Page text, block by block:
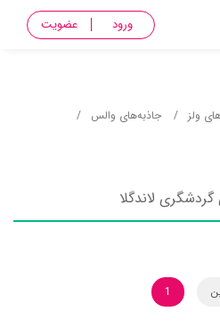
ورود عضویت
ولز جاذبه‌های والس
لاندگلا
1